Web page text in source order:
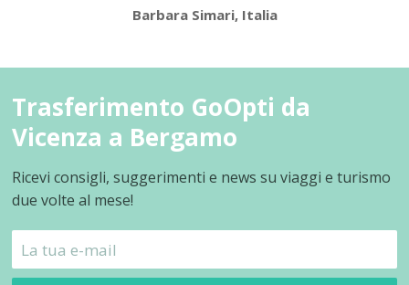
Barbara Simari, Italia
Trasferimento GoOpti da
Vicenza a Bergamo
Ricevi consigli, suggerimenti e news su viaggi e turismo
due volte al mese!